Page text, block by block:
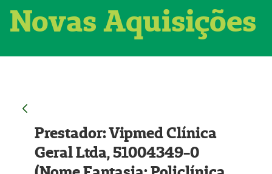
Novas Aquisições
Prestador: Vipmed Clínica
Geral Ltda, 51004349-0